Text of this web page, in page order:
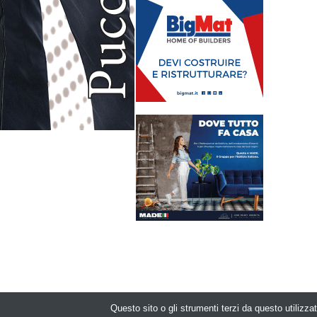
Questo sito o gli strumenti terzi da questo